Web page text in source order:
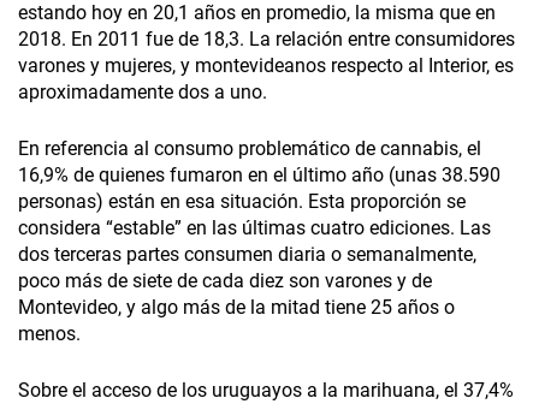
estando hoy en 20,1 años en promedio, la misma que en
2018. En 2011 fue de 18,3. La relación entre consumidores
varones y mujeres, y montevideanos respecto al Interior, es
aproximadamente dos a uno.
En referencia al consumo problemático de cannabis, el
16,9% de quienes fumaron en el último año (unas 38.590
personas) están en esa situación. Esta proporción se
considera “estable” en las últimas cuatro ediciones. Las
dos terceras partes consumen diaria o semanalmente,
poco más de siete de cada diez son varones y de
Montevideo, y algo más de la mitad tiene 25 años o
menos.
Sobre el acceso de los uruguayos a la marihuana, el 37,4%